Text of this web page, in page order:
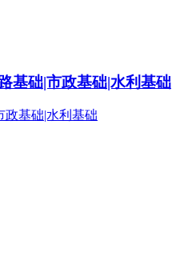
基础|市政基础|水利基础